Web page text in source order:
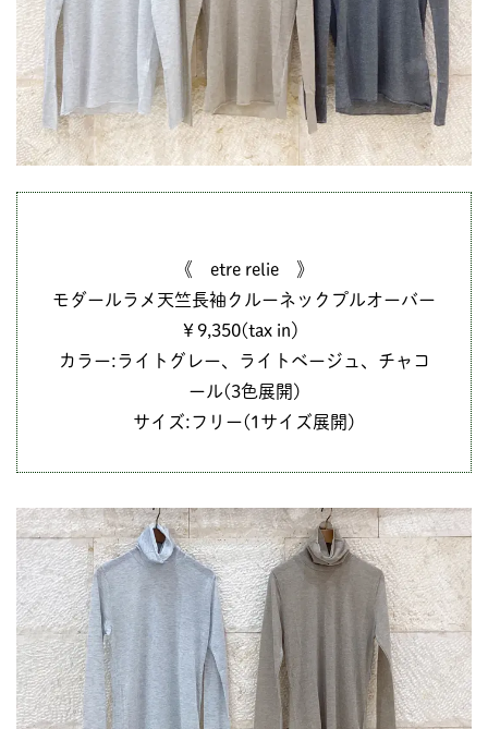
《 etre relie 》
モダールラメ天竺長袖クルーネックプルオーバー
￥9,350(tax in）
カラー:ライトグレー、ライトベージュ、チャコ
ール(3色展開)
サイズ:フリー(1サイズ展開)